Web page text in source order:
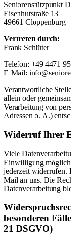
Seniorenstützpunkt
Eisenhutstraße 13
49661 Cloppenburg
Vertreten durch:
Frank Schlüter
Telefon: +49 4471
E-Mail:
Verantwortliche
allein oder
Verarbeitung von
Adressen o. Ä.)
Widerruf Ihrer
Viele
Einwilligung
jederzeit widerrufen.
Mail an uns. Die
Datenverarbeitung
besonderen
21 DSGVO)